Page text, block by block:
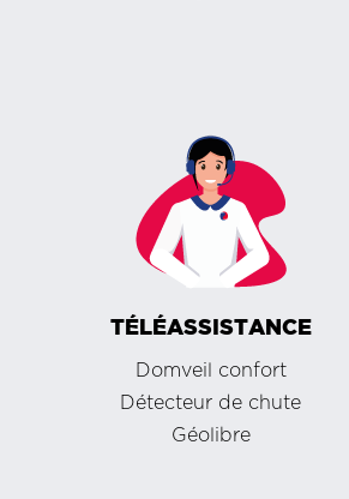
TÉLÉASSISTANCE
Domveil confort
Détecteur de chute
Géolibre